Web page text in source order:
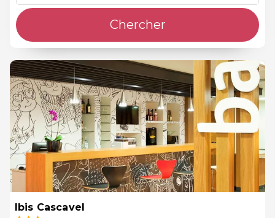
Chercher
Ibis Cascavel